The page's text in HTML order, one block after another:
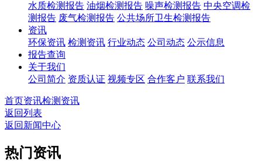
水质检测报告 油烟检测报告 噪声检测报告 中央空调检
测报告 废气检测报告 公共场所卫生检测报告
资讯
环保资讯 检测资讯 行业动态 公司动态 公示信息
报告查询
关于我们
公司简介 资质认证 视频专区 合作客户 联系我们
首页资讯检测资讯
返回列表
返回新闻中心
热门资讯